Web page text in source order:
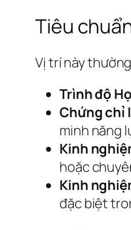
Tiêu
Vị trí này
Trình độ
Chứng chỉ
minh năng
Kinh
hoặc
Kinh
đặc biệt